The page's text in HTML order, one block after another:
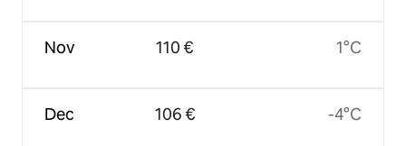
Nov
Dec
110 €
106 €
1°C
-4°C